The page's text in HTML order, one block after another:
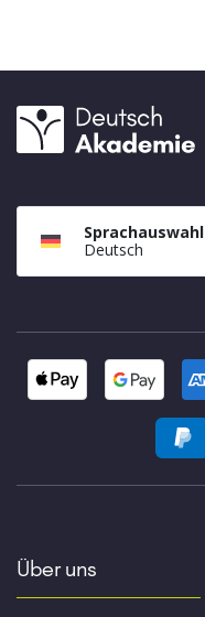
Sprachauswahl
Deutsch
Über uns